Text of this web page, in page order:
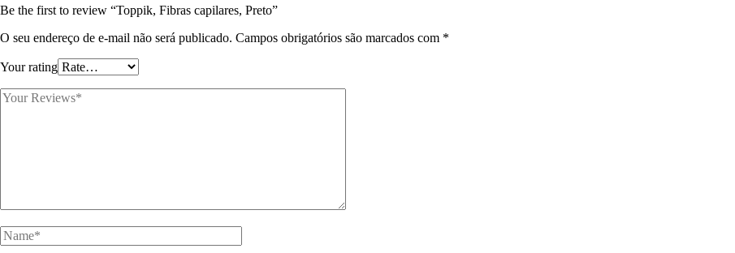
Be the first to review “Toppik, Fibras capilares, Preto”
O seu endereço de e-mail não será publicado. Campos obrigatórios são marcados com *
Your rating